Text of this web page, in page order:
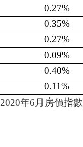
0.27%
0.35%
0.27%
0.09%
0.40%
0.11%
2020年6月房價指